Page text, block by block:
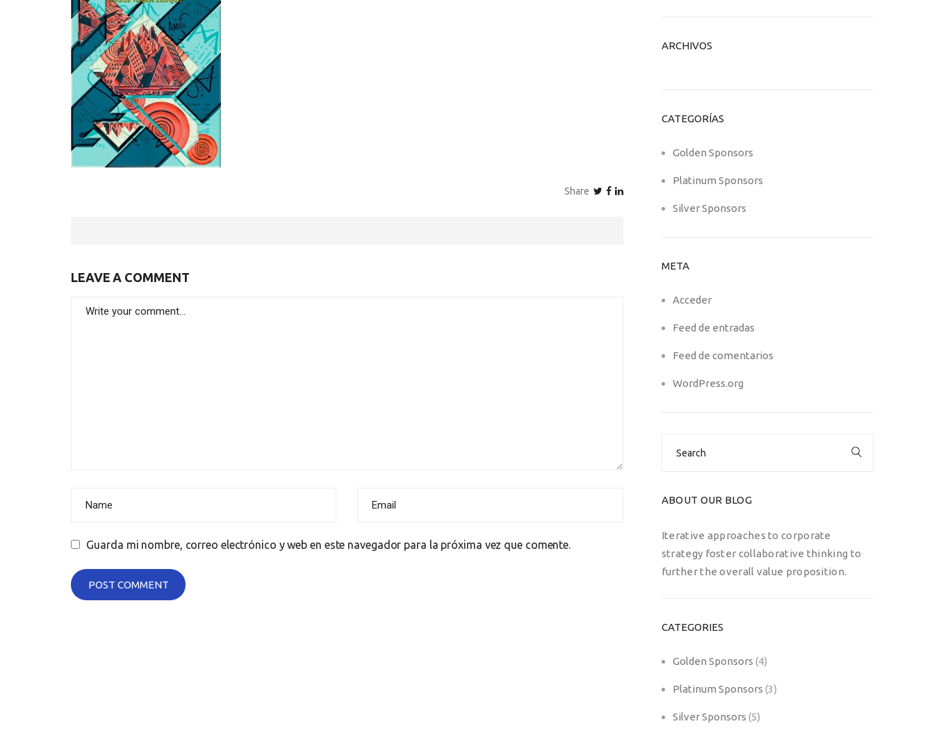
Share
LEAVE A COMMENT
Guarda mi nombre, correo electrónico y web en este navegador para la próxima vez que comente.
ARCHIVOS
CATEGORÍAS
Golden Sponsors
Platinum Sponsors
Silver Sponsors
META
Acceder
Feed de entradas
Feed de comentarios
WordPress.org
ABOUT OUR BLOG
Iterative approaches to corporate
strategy foster collaborative thinking to
further the overall value proposition.
CATEGORIES
Golden Sponsors (4)
Platinum Sponsors (3)
Silver Sponsors (5)